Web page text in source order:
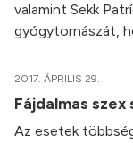
valamint Sekk
gyógytornászát,
2017. ÁPRILIS 29.
Fájdalmas szex
Az esetek